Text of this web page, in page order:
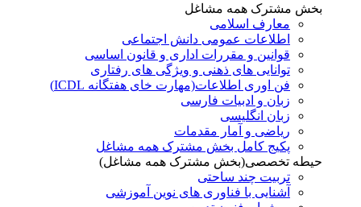
بخش مشترک همه مشاغل
معارف اسلامی
اطلاعات عمومی دانش اجتماعی
قوانین و مقررات اداری و قانون اساسی
توانایی های ذهنی و ویژگی های رفتاری
فن اوری اطلاعات(مهارت خای هفتگانه ICDL)
زبان و ادبیات فارسی
زبان انگلیسی
ریاضی و آمار مقدمات
پکیج کامل بخش مشترک همه مشاغل
حیطه تخصصی(بخش مشترک همه مشاغل)
تربیت چند ساحتی
آشنایی با فناوری های نوین آموزشی